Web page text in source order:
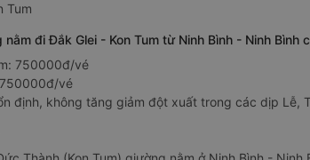
Tum
đi Đắk Glei - Kon Tum từ Ninh Bình - Ninh Bình
750000đ/vé
vé
định, không tăng giảm đột xuất trong các dịp Lễ,